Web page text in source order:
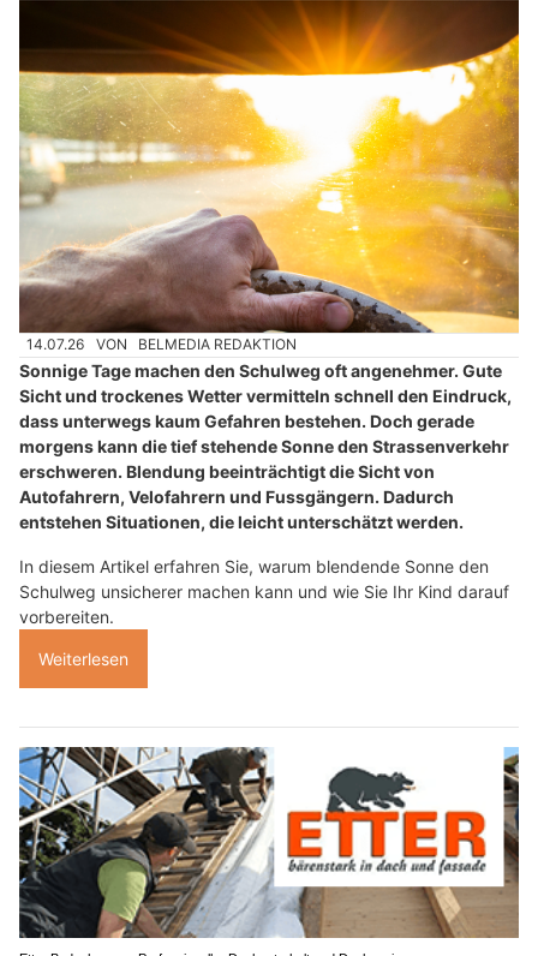
14.07.26 VON BELMEDIA REDAKTION
Sonnige Tage machen den Schulweg oft angenehmer. Gute
Sicht und trockenes Wetter vermitteln schnell den Eindruck,
dass unterwegs kaum Gefahren bestehen. Doch gerade
morgens kann die tief stehende Sonne den Strassenverkehr
erschweren. Blendung beeinträchtigt die Sicht von
Autofahrern, Velofahrern und Fussgängern. Dadurch
entstehen Situationen, die leicht unterschätzt werden.
In diesem Artikel erfahren Sie, warum blendende Sonne den
Schulweg unsicherer machen kann und wie Sie Ihr Kind darauf
vorbereiten.
Weiterlesen